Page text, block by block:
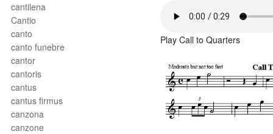
cantilena
Cantio
canto
canto funebre
cantor
cantoris
cantus
cantus firmus
canzona
canzone
Play Call to Quarters